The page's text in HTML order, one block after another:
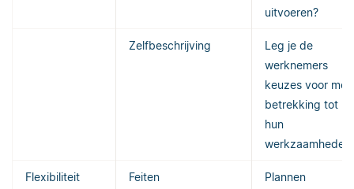
uitvoeren?
Zelfbeschrijving
Leg je de
werknemers
keuzes voor met
betrekking tot
hun
Flexibiliteit
Feiten
Plannen